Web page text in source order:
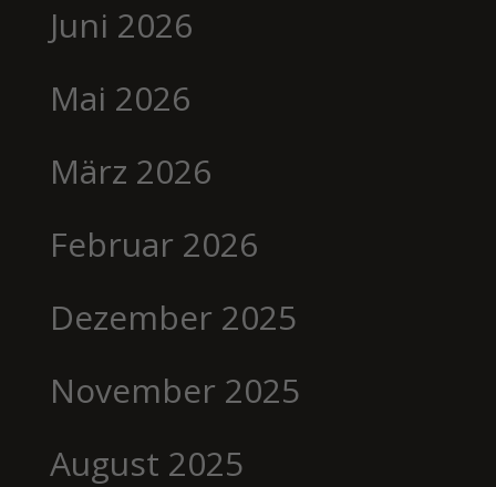
Juni 2026
Mai 2026
März 2026
Februar 2026
Dezember 2025
November 2025
August 2025